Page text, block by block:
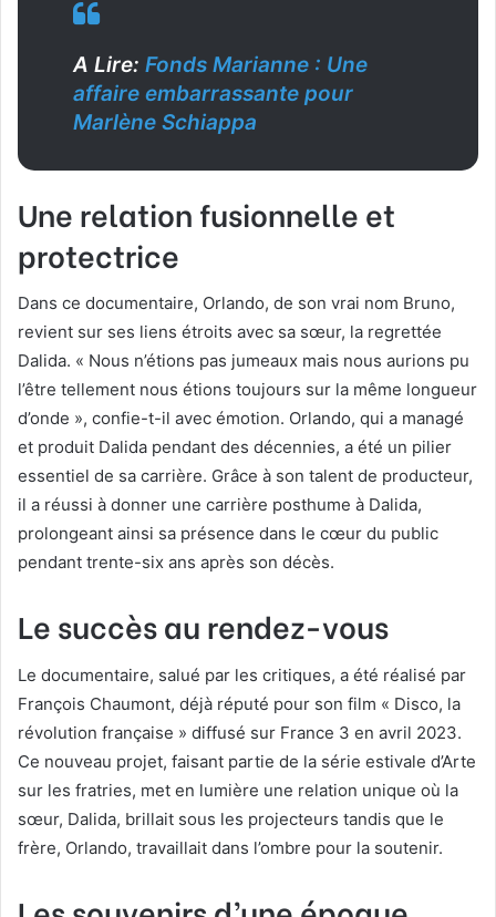
A Lire: Fonds Marianne : Une
affaire embarrassante pour
Marlène Schiappa
Une relation fusionnelle et
protectrice
Dans ce documentaire, Orlando, de son vrai nom Bruno,
revient sur ses liens étroits avec sa sœur, la regrettée
Dalida. « Nous n’étions pas jumeaux mais nous aurions pu
l’être tellement nous étions toujours sur la même longueur
d’onde », confie-t-il avec émotion. Orlando, qui a managé
et produit Dalida pendant des décennies, a été un pilier
essentiel de sa carrière. Grâce à son talent de producteur,
il a réussi à donner une carrière posthume à Dalida,
prolongeant ainsi sa présence dans le cœur du public
pendant trente-six ans après son décès.
Le succès au rendez-vous
Le documentaire, salué par les critiques, a été réalisé par
François Chaumont, déjà réputé pour son film « Disco, la
révolution française » diffusé sur France 3 en avril 2023.
Ce nouveau projet, faisant partie de la série estivale d’Arte
sur les fratries, met en lumière une relation unique où la
sœur, Dalida, brillait sous les projecteurs tandis que le
frère, Orlando, travaillait dans l’ombre pour la soutenir.